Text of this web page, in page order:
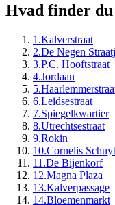
Hvad finder du
1 .Kalverstraat
2.De Negen
3.P.C. Hooftstraat
4.Jordaan
5.
6.Leidsestraat
7.Spiegelkwartier
8.Utrechtsestraat
9.Rokin
10.Cornelis
11 .De Bijenkorf
12.Magna Plaza
13.Kalverpassage
14.Bloemenmarkt